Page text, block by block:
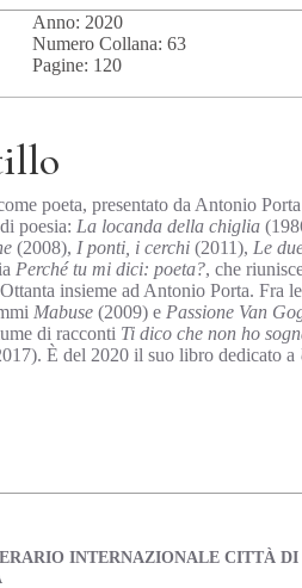
Anno: 2020
Numero Collana: 63
Pagine: 120
poeta, presentato da Antonio
poesia: La locanda della chiglia
(2008), I ponti, i cerchi(2011), Le
Perché tu mi dici: poeta?, che
insieme ad Antonio Porta. Fra
Mabuse(2009) e Passione Van
di racconti Ti dico che non ho
È del 2020 il suo libro dedicato a
INTERNAZIONALE CITTÀ DI